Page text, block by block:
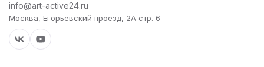
info@art-active24.ru
Москва, Егорьевский проезд, 2А стр. 6